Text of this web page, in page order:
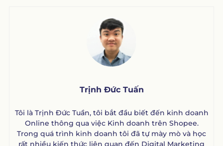
Trịnh Đức Tuấn
Tôi là Trịnh Đức Tuần, tôi bắt đầu biết đến kinh doanh
Online thông qua việc Kinh doanh trên Shopee.
Trong quá trình kinh doanh tôi đã tự mày mò và học
rất nhiều kiến thức liên quan đến Digital Marketing